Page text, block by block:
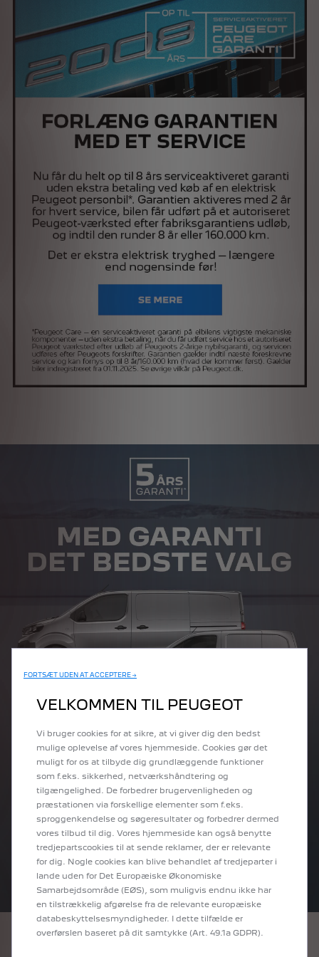
FORTSÆT UDEN AT ACCEPTERE →
VELKOMMEN TIL PEUGEOT
Vi bruger cookies for at sikre, at vi giver dig den bedst
mulige oplevelse af vores hjemmeside. Cookies gør det
muligt for os at tilbyde dig grundlæggende funktioner
som f.eks. sikkerhed, netværkshåndtering og
tilgængelighed. De forbedrer brugervenligheden og
præstationen via forskellige elementer som f.eks.
sproggenkendelse og søgeresultater og forbedrer dermed
vores tilbud til dig. Vores hjemmeside kan også benytte
tredjepartscookies til at sende reklamer, der er relevante
for dig. Nogle cookies kan blive behandlet af tredjeparter i
lande uden for Det Europæiske Økonomiske
Samarbejdsområde (EØS), som muligvis endnu ikke har
en tilstrækkelig afgørelse fra de relevante europæiske
databeskyttelsesmyndigheder. I dette tilfælde er
overførslen baseret på dit samtykke (Art. 49.1a GDPR).